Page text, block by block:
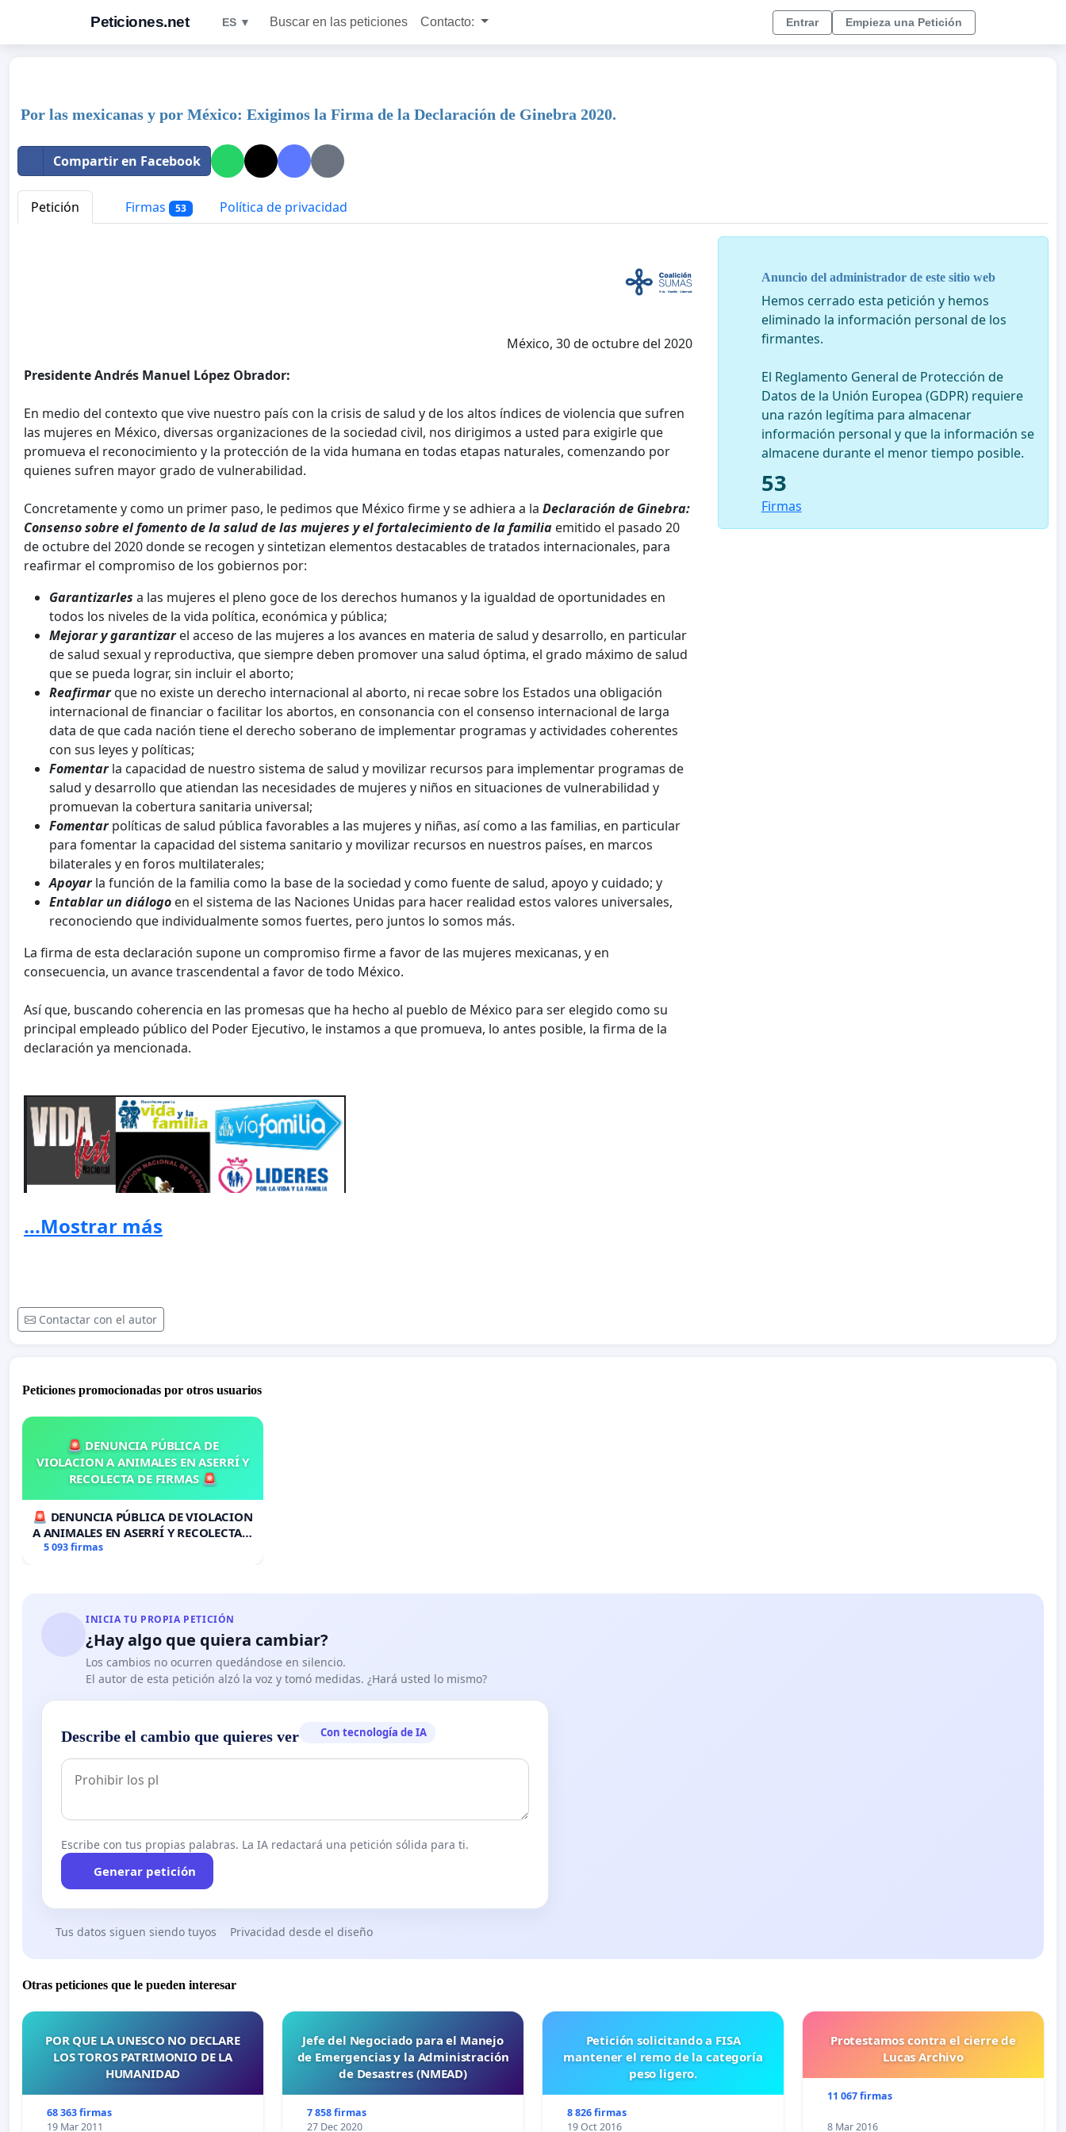
Peticiones.net ES ▼ Buscar en las peticiones Contacto: Entrar Empieza una Petición
Por las mexicanas y por México: Exigimos la Firma de la Declaración de Ginebra 2020.
Compartir en Facebook
Petición Firmas 53 Política de privacidad
México, 30 de octubre del 2020
Presidente Andrés Manuel López Obrador:
En medio del contexto que vive nuestro país con la crisis de salud y de los altos índices de violencia que sufren
las mujeres en México, diversas organizaciones de la sociedad civil, nos dirigimos a usted para exigirle que
promueva el reconocimiento y la protección de la vida humana en todas etapas naturales, comenzando por
quienes sufren mayor grado de vulnerabilidad.
Concretamente y como un primer paso, le pedimos que México firme y se adhiera a la Declaración de Ginebra:
Consenso sobre el fomento de la salud de las mujeres y el fortalecimiento de la familia emitido el pasado 20
de octubre del 2020 donde se recogen y sintetizan elementos destacables de tratados internacionales, para
reafirmar el compromiso de los gobiernos por:
Garantizarles a las mujeres el pleno goce de los derechos humanos y la igualdad de oportunidades en
todos los niveles de la vida política, económica y pública;
Mejorar y garantizarel acceso de las mujeres a los avances en materia de salud y desarrollo, en particular
de salud sexual y reproductiva, que siempre deben promover una salud óptima, el grado máximo de salud
que se pueda lograr, sin incluir el aborto;
Reafirmarque no existe un derecho internacional al aborto, ni recae sobre los Estados una obligación
internacional de financiar o facilitar los abortos, en consonancia con el consenso internacional de larga
data de que cada nación tiene el derecho soberano de implementar programas y actividades coherentes
con sus leyes y políticas;
Fomentarla capacidad de nuestro sistema de salud y movilizar recursos para implementar programas de
salud y desarrollo que atiendan las necesidades de mujeres y niños en situaciones de vulnerabilidad y
promuevan la cobertura sanitaria universal;
Fomentarpolíticas de salud pública favorables a las mujeres y niñas, así como a las familias, en particular
para fomentar la capacidad del sistema sanitario y movilizar recursos en nuestros países, en marcos
bilaterales y en foros multilaterales;
Apoyarla función de la familia como la base de la sociedad y como fuente de salud, apoyo y cuidado; y
Entablar un diálogo en el sistema de las Naciones Unidas para hacer realidad estos valores universales,
reconociendo que individualmente somos fuertes, pero juntos lo somos más.
La firma de esta declaración supone un compromiso firme a favor de las mujeres mexicanas, y en
consecuencia, un avance trascendental a favor de todo México.
Así que, buscando coherencia en las promesas que ha hecho al pueblo de México para ser elegido como su
principal empleado público del Poder Ejecutivo, le instamos a que promueva, lo antes posible, la firma de la
declaración ya mencionada.
...Mostrar más
Contactar con el autor
Anuncio del administrador de este sitio web
Hemos cerrado esta petición y hemos
eliminado la información personal de los
firmantes.
El Reglamento General de Protección de
Datos de la Unión Europea (GDPR) requiere
una razón legítima para almacenar
información personal y que la información se
almacene durante el menor tiempo posible.
53
Firmas
Peticiones promocionadas por otros usuarios
🚨 DENUNCIA PÚBLICA DE
VIOLACION A ANIMALES EN ASERRÍ Y
RECOLECTA DE FIRMAS 🚨
🚨 DENUNCIA PÚBLICA DE VIOLACION
A ANIMALES EN ASERRÍ Y RECOLECTA
DE FIRMAS 🚨
5 093 firmas
INICIA TU PROPIA PETICIÓN
¿Hay algo que quiera cambiar?
Los cambios no ocurren quedándose en silencio.
El autor de esta petición alzó la voz y tomó medidas. ¿Hará usted lo mismo?
Describe el cambio que quieres ver Con tecnología de IA
Escribe con tus propias palabras. La IA redactará una petición sólida para ti.
Generar petición
Tus datos siguen siendo tuyos Privacidad desde el diseño
Otras peticiones que le pueden interesar
POR QUE LA UNESCO NO DECLARE
LOS TOROS PATRIMONIO DE LA
HUMANIDAD
68 363 firmas
19 Mar 2011
Jefe del Negociado para el Manejo
de Emergencias y la Administración
de Desastres (NMEAD)
7 858 firmas
27 Dec 2020
Petición solicitando a FISA
mantener el remo de la categoría
peso ligero.
8 826 firmas
19 Oct 2016
Protestamos contra el cierre de
Lucas Archivo
11 067 firmas
8 Mar 2016